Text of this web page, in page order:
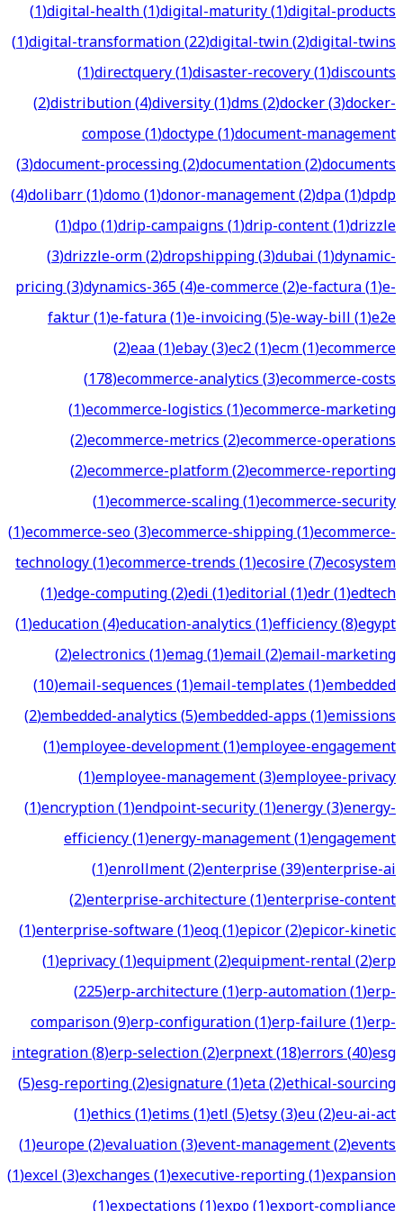
(1)digital-health(1)digital-maturity(1)digital-products
(1)digital-transformation(22)digital-twin(2)digital-twins
(1)directquery(1)disaster-recovery(1)discounts
(2)distribution(4)diversity(1)dms(2)docker(3)docker-
compose(1)doctype(1)document-management
(3)document-processing(2)documentation(2)documents
(4)dolibarr(1)domo(1)donor-management(2)dpa(1)dpdp
(1)dpo(1)drip-campaigns(1)drip-content(1)drizzle
(3)drizzle-orm(2)dropshipping(3)dubai(1)dynamic-
pricing(3)dynamics-365(4)e-commerce(2)e-factura(1)e-
faktur(1)e-fatura(1)e-invoicing(5)e-way-bill(1)e2e
(2)eaa(1)ebay(3)ec2(1)ecm(1)ecommerce
(178)ecommerce-analytics(3)ecommerce-costs
(1)ecommerce-logistics(1)ecommerce-marketing
(2)ecommerce-metrics(2)ecommerce-operations
(2)ecommerce-platform(2)ecommerce-reporting
(1)ecommerce-scaling(1)ecommerce-security
(1)ecommerce-seo(3)ecommerce-shipping(1)ecommerce-
technology(1)ecommerce-trends(1)ecosire(7)ecosystem
(1)edge-computing(2)edi(1)editorial(1)edr(1)edtech
(1)education(4)education-analytics(1)efficiency(8)egypt
(2)electronics(1)emag(1)email(2)email-marketing
(10)email-sequences(1)email-templates(1)embedded
(2)embedded-analytics(5)embedded-apps(1)emissions
(1)employee-development(1)employee-engagement
(1)employee-management(3)employee-privacy
(1)encryption(1)endpoint-security(1)energy(3)energy-
efficiency(1)energy-management(1)engagement
(1)enrollment(2)enterprise(39)enterprise-ai
(2)enterprise-architecture(1)enterprise-content
(1)enterprise-software(1)eoq(1)epicor(2)epicor-kinetic
(1)eprivacy(1)equipment(2)equipment-rental(2)erp
(225)erp-architecture(1)erp-automation(1)erp-
comparison(9)erp-configuration(1)erp-failure(1)erp-
integration(8)erp-selection(2)erpnext(18)errors(40)esg
(5)esg-reporting(2)esignature(1)eta(2)ethical-sourcing
(1)ethics(1)etims(1)etl(5)etsy(3)eu(2)eu-ai-act
(1)europe(2)evaluation(3)event-management(2)events
(1)excel(3)exchanges(1)executive-reporting(1)expansion